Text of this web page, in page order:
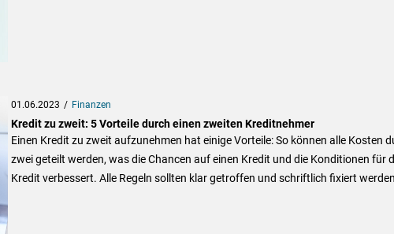
01.06.2023 Finanzen
Kredit zu zweit: 5 Vorteile durch einen zweiten Kreditnehmer
Einen Kredit zu zweit aufzunehmen hat einige Vorteile: So können alle Kosten
zwei geteilt werden, was die Chancen auf einen Kredit und die Konditionen für
Kredit verbessert. Alle Regeln sollten klar getroffen und schriftlich fixiert